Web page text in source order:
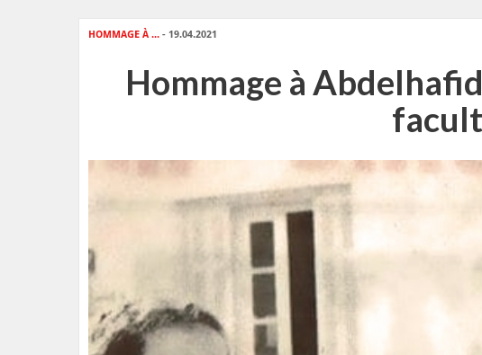
HOMMAGE À ... - 19.04.2021
Hommage à